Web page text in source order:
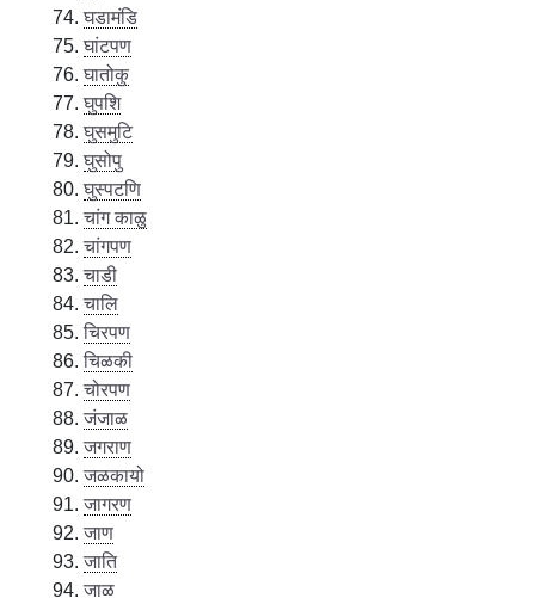
घडामंडि
घांटपण
घातोकु
घुपशि
घुसमुटि
घुसोपु
घुस्पटणि
चांग काळु
चांगपण
चाडी
चालि
चिरपण
चिळकी
चोरपण
जंजाळ
जगराण
जळकायो
जागरण
जाण
जाति
जाळ